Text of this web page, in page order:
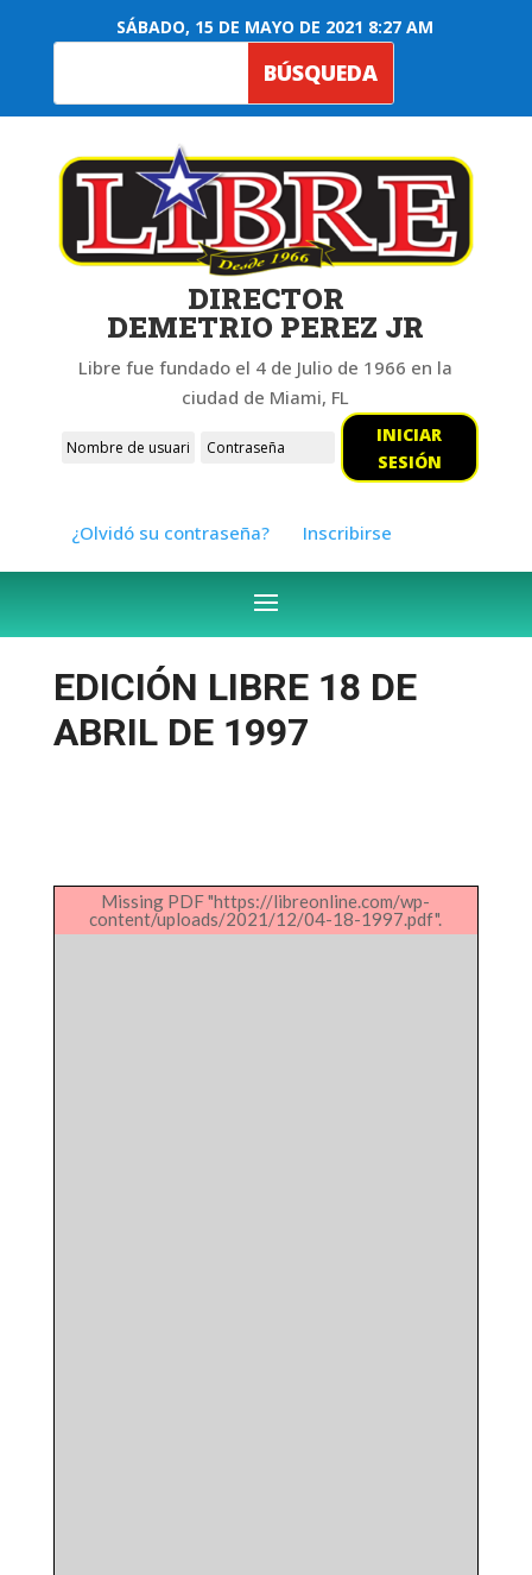
SÁBADO, 15 DE MAYO DE 2021 8:27 AM
DIRECTOR
DEMETRIO PEREZ JR
Libre fue fundado el 4 de Julio de 1966 en la
ciudad de Miami, FL
INICIAR
SESIÓN
¿Olvidó su contraseña? Inscribirse
EDICIÓN LIBRE 18 DE
ABRIL DE 1997
Missing PDF "https://libreonline.com/wp-
content/uploads/2021/12/04-18-1997.pdf".